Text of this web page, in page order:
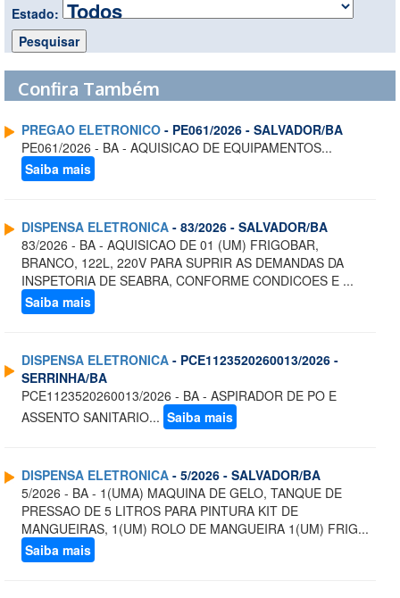
Estado:
Confira Também
PREGAO ELETRONICO - PE061/2026 - SALVADOR/BA
PE061/2026 - BA - AQUISICAO DE EQUIPAMENTOS...
Saiba mais
DISPENSA ELETRONICA - 83/2026 - SALVADOR/BA
83/2026 - BA - AQUISICAO DE 01 (UM) FRIGOBAR,
BRANCO, 122L, 220V PARA SUPRIR AS DEMANDAS DA
INSPETORIA DE SEABRA, CONFORME CONDICOES E ...
Saiba mais
DISPENSA ELETRONICA - PCE1123520260013/2026 -
SERRINHA/BA
PCE1123520260013/2026 - BA - ASPIRADOR DE PO E
ASSENTO SANITARIO... Saiba mais
DISPENSA ELETRONICA - 5/2026 - SALVADOR/BA
5/2026 - BA - 1(UMA) MAQUINA DE GELO, TANQUE DE
PRESSAO DE 5 LITROS PARA PINTURA KIT DE
MANGUEIRAS, 1(UM) ROLO DE MANGUEIRA 1(UM) FRIG...
Saiba mais